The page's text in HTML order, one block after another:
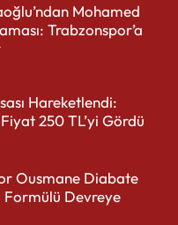
Mohamed
Trabzonspor’a
Hareketlendi:
250 TL’yi Gördü
Ousmane Diabate
Formülü Devreye